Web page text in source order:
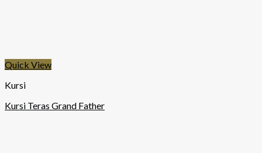
Quick View
Kursi
Kursi Teras Grand Father